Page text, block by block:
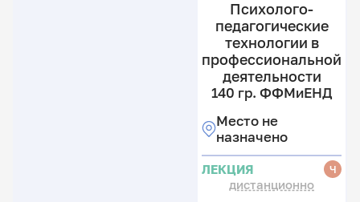
Психолого-
педагогические
технологии в
профессиональной
деятельности
140 гр. ФФМиЕНД
Место не
назначено
ЛЕКЦИЯ Ч
дистанционно